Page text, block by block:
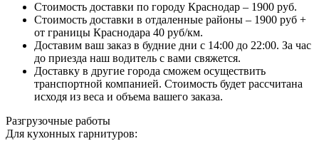
Стоимость доставки по городу Краснодар – 1900 руб.
Стоимость доставки в отдаленные районы – 1900 руб +
от границы Краснодара 40 руб/км.
Доставим ваш заказ в будние дни с 14:00 до 22:00. За час
до приезда наш водитель с вами свяжется.
Доставку в другие города сможем осуществить
транспортной компанией. Стоимость будет рассчитана
исходя из веса и объема вашего заказа.
Разгрузочные работы
Для кухонных гарнитуров: